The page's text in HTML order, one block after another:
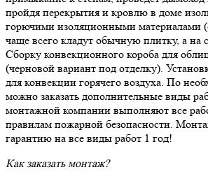
пройдя перекрытия и кровлю в доме
горючими изоляционными материалами
чаще всего кладут обычную плитку, а на
Сборку конвекционного короба для
(черновой вариант под отделку).
для конвекции горячего воздуха. По
можно заказать дополнительные виды
монтажной компании выполняют все
правилам пожарной безопасности.
гарантию на все виды работ 1 год!
Как заказать монтаж?